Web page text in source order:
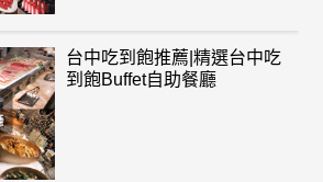
台中吃到飽推薦|精選台中吃
到飽Buffet自助餐廳